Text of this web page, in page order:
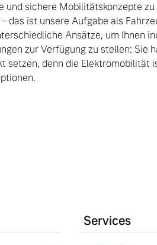
und sichere Mobilitätskonzepte
das ist unsere Aufgabe als
Ansätze, um Ihnen
zur Verfügung zu stellen: Sie
setzen, denn die Elektromobilität
Services